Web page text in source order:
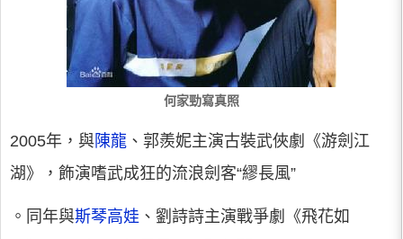
何家勁寫真照
2005年，與陳龍 、郭羨妮主演古裝武俠劇《游劍江
湖》，飾演嗜武成狂的流浪劍客“繆長風”
。同年與斯琴高娃 、劉詩詩主演戰爭劇《飛花如